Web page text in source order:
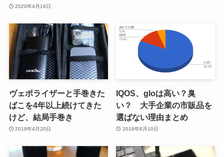
2020年4月16日
ヴェポライザーと手巻きた
ばこを4年以上続けてきた
けど、結局手巻き
2019年4月20日
IQOS、gloは高い？臭
い？ 大手企業の市販品を
選ばない理由まとめ
2018年6月10日